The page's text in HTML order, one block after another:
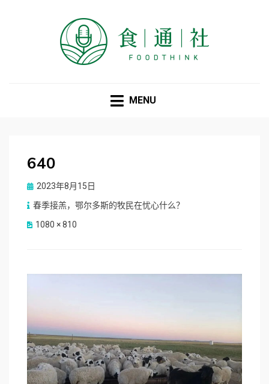
MENU
640
Posted
2023年8月15日
春季接羔，鄂尔多斯的牧民在忧心什么？
1080 × 810